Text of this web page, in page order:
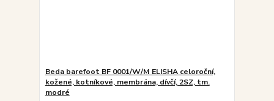
Beda barefoot BF 0001/W/M ELISHA celoroční,
kožené, kotníkové, membrána, dívčí, 2SZ, tm.
modré